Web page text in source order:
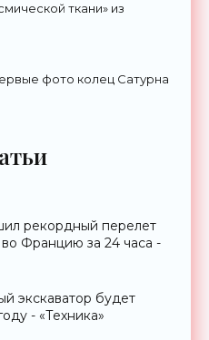
ткани» из
фото колец Сатурна
рекордный перелет
во Францию за 24 часа -
экскаватор будет
- «Техника»